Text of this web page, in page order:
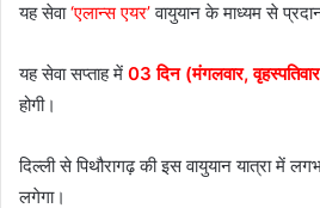
यह सेवा‘एलान्स एयर’वायुयान के माध्यम से
यह सेवा सप्ताह में 03 दिन (मंगलवार,
होगी।
दिल्ली से पिथौरागढ़ की इस वायुयान यात्रा में
लगेगा।